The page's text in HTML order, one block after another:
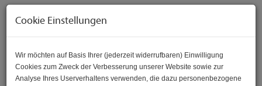
Wohnungssanierung in Wien – Qualität,
die überzeugt
Möchten Sie Ihre Wohnung modernisieren oder komplett
renovieren? Hada Real GmbH bietet Ihnen umfassende
und professionelle Sanierungsleistungen, die Ihre
Cookie Einstellungen
Wir möchten auf Basis Ihrer (jederzeit widerrufbaren) Einwilligung
Cookies zum Zweck der Verbesserung unserer Website sowie zur
Analyse Ihres Userverhaltens verwenden, die dazu personenbezogene